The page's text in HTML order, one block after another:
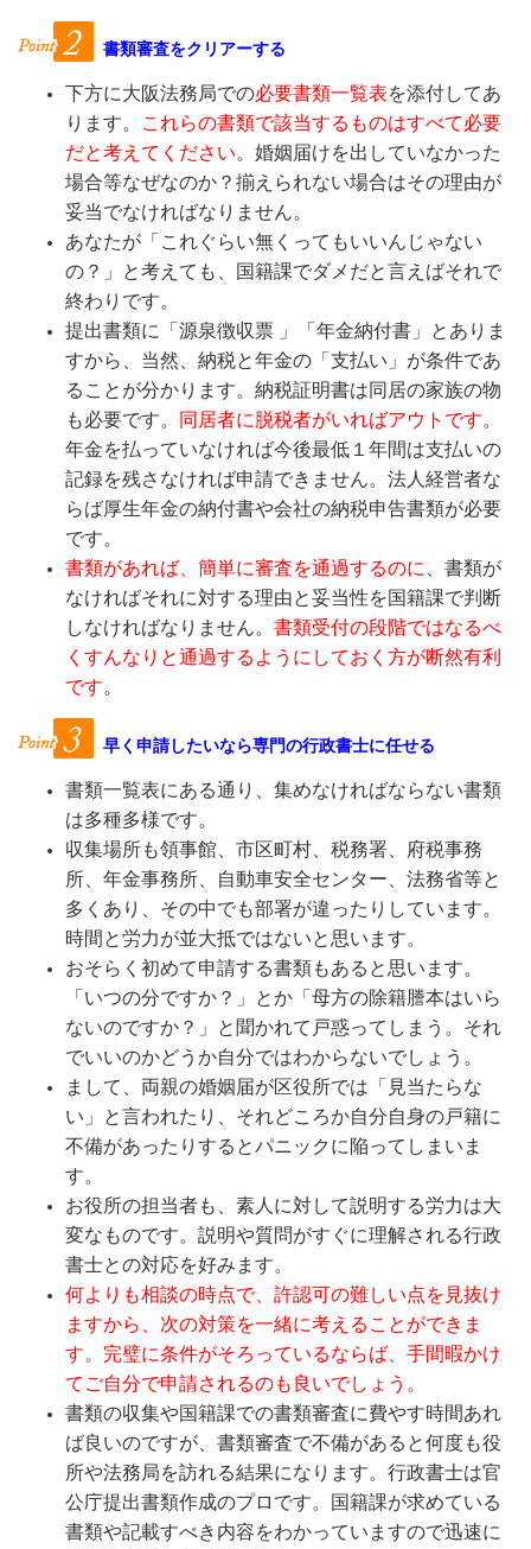
書類審査をクリアーする
下方に大阪法務局での必要書類一覧表を添付してあ
ります。
これらの書類で該当するものはすべて必要
だと考えてください。婚姻届けを出していなかった
場合等なぜなのか？揃えられない場合はその理由が
妥当でなければなりません。
あなたが「これぐらい無くってもいいんじゃない
の？」と考えても、国籍課でダメだと言えばそれで
終わりです。
提出書類に「源泉徴収票 」「年金納付書」とありま
すから、当然、納税と年金の「支払い」が条件であ
ることが分かります。納税証明書は同居の家族の物
も必要です。
同居者に脱税者がいればアウトです。
年金を払っていなければ今後最低１年間は支払いの
記録を残さなければ申請できません。法人経営者な
らば厚生年金の納付書や会社の納税申告書類が必要
です。
書類があれば、簡単に審査を通過するのに
、書類が
なければそれに対する理由と妥当性を国籍課で判断
しなければなりません。 書類受付の段階ではなるべ
くすんなりと通過するようにしておく方が断然有利
です。
早く申請したいなら専門の行政書士に任せる
書類一覧表にある通り、集めなければならない書類
は多種多様です。
収集場所も領事館、市区町村、税務署、府税事務
所、年金事務所、自動車安全センター、法務省等と
多くあり、その中でも部署が違ったりしています。
時間と労力が並大抵ではないと思います。
おそらく初めて申請する書類もあると思います。
「いつの分ですか？」とか「母方の除籍謄本はいら
ないのですか？」と聞かれて戸惑ってしまう。それ
でいいのかどうか自分ではわからないでしょう。
まして、両親の婚姻届が区役所では「見当たらな
い」と言われたり、それどころか自分自身の戸籍に
不備があったりするとパニックに陥ってしまいま
す。
お役所の担当者も、素人に対して説明する労力は大
変なものです。説明や質問がすぐに理解される行政
書士との対応を好みます。
何よりも相談の時点で、許認可の難しい点を見抜け
ますから、次の対策を一緒に考えることができま
す。完璧に条件がそろっているならば、手間暇かけ
て ご自分で申請されるのも良いでしょう。
書類の収集や国籍課での書類審査に費やす時間あれ
ば良いのですが、書類審査で不備があると何度も役
所や法務局を訪れる結果になります。行政書士は官
公庁提出書類作成のプロです。国籍課が求めている
書類や記載すべき内容をわかっていますので迅速に